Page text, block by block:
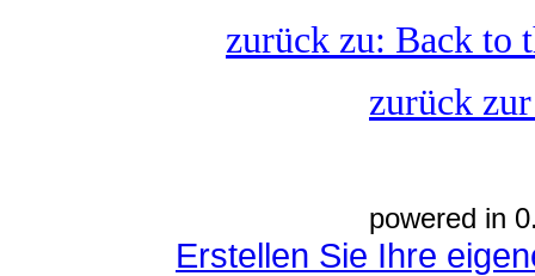
zurück zu: Back to
zurück
powered in
Erstellen Sie Ihre